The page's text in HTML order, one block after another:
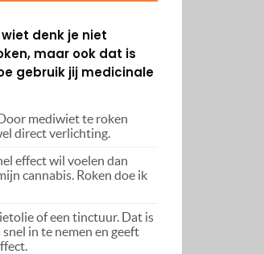
denk je niet
maar ook dat is
gebruik jij medicinale
mediwiet te roken
direct verlichting.
effect wil voelen dan
cannabis. Roken doe ik
of een tinctuur. Dat is
in te nemen en geeft